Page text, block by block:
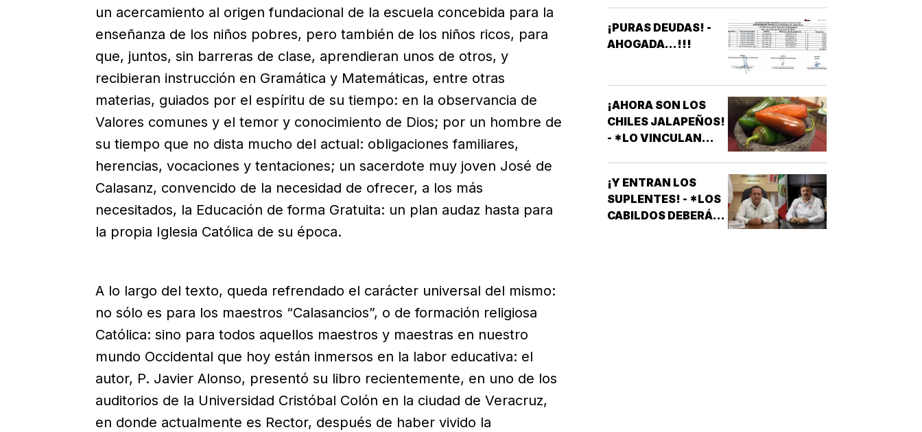
un acercamiento al origen fundacional de la escuela concebida para la
enseñanza de los niños pobres, pero también de los niños ricos, para
que, juntos, sin barreras de clase, aprendieran unos de otros, y
recibieran instrucción en Gramática y Matemáticas, entre otras
materias, guiados por el espíritu de su tiempo: en la observancia de
Valores comunes y el temor y conocimiento de Dios; por un hombre de
su tiempo que no dista mucho del actual: obligaciones familiares,
herencias, vocaciones y tentaciones; un sacerdote muy joven José de
Calasanz, convencido de la necesidad de ofrecer, a los más
necesitados, la Educación de forma Gratuita: un plan audaz hasta para
la propia Iglesia Católica de su época.
A lo largo del texto, queda refrendado el carácter universal del mismo:
no sólo es para los maestros “Calasancios”, o de formación religiosa
Católica: sino para todos aquellos maestros y maestras en nuestro
mundo Occidental que hoy están inmersos en la labor educativa: el
autor, P. Javier Alonso, presentó su libro recientemente, en uno de los
auditorios de la Universidad Cristóbal Colón en la ciudad de Veracruz,
en donde actualmente es Rector, después de haber vivido la
AFECTAN
ELEVADORES,
APARATOS
ELÉCTRICOS
¡PURAS DEUDAS! -
AHOGADA...!!!
¡AHORA SON LOS
CHILES JALAPEÑOS!
- *LO VINCULAN
¡Y ENTRAN LOS
SUPLENTES! - *LOS
CABILDOS DEBERÁN